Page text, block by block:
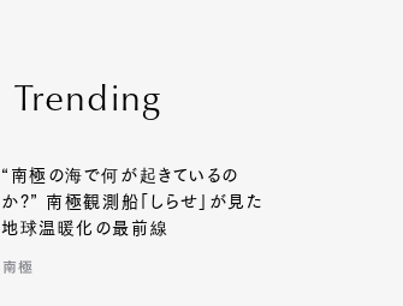
Trending
“南極の海で何が起きているの
か?” 南極観測船「しらせ」が見た
地球温暖化の最前線
南極